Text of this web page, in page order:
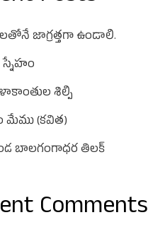
జాగ్రత్తగా ఉండాలి.
శిల్పి
మేము (కవిత)
బాలగంగాధర తిలక్
Comments